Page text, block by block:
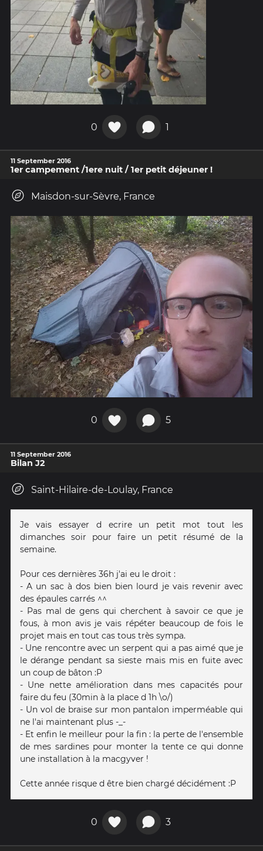
0 1
11 September 2016
1er campement /1ere nuit / 1er petit déjeuner !
Maisdon-sur-Sèvre, France
0 5
11 September 2016
Bilan J2
Saint-Hilaire-de-Loulay, France
Je vais essayer d ecrire un petit mot tout les
dimanches soir pour faire un petit résumé de la
semaine.
Pour ces dernières 36h j'ai eu le droit :
- A un sac à dos bien bien lourd je vais revenir avec
des épaules carrés ^^
- Pas mal de gens qui cherchent à savoir ce que je
fous, à mon avis je vais répéter beaucoup de fois le
projet mais en tout cas tous très sympa.
- Une rencontre avec un serpent qui a pas aimé que je
le dérange pendant sa sieste mais mis en fuite avec
un coup de bâton :P
- Une nette amélioration dans mes capacités pour
faire du feu (30min à la place d 1h \o/)
- Un vol de braise sur mon pantalon imperméable qui
ne l'ai maintenant plus -_-
- Et enfin le meilleur pour la fin : la perte de l'ensemble
de mes sardines pour monter la tente ce qui donne
une installation à la macgyver !
Cette année risque d être bien chargé décidément :P
0 3